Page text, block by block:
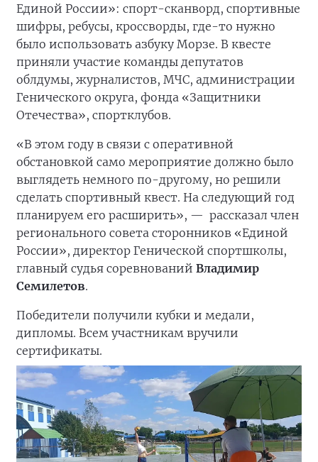
Единой России»: спорт-сканворд, спортивные
шифры, ребусы, кроссворды, где-то нужно
было использовать азбуку Морзе. В квесте
приняли участие команды депутатов
облдумы, журналистов, МЧС, администрации
Генического округа, фонда «Защитники
Отечества», спортклубов.
«В этом году в связи с оперативной
обстановкой само мероприятие должно было
выглядеть немного по-другому, но решили
сделать спортивный квест. На следующий год
планируем его расширить», — рассказал член
регионального совета сторонников «Единой
России», директор Генической спортшколы,
главный судья соревнований Владимир
Семилетов.
Победители получили кубки и медали,
дипломы. Всем участникам вручили
сертификаты.